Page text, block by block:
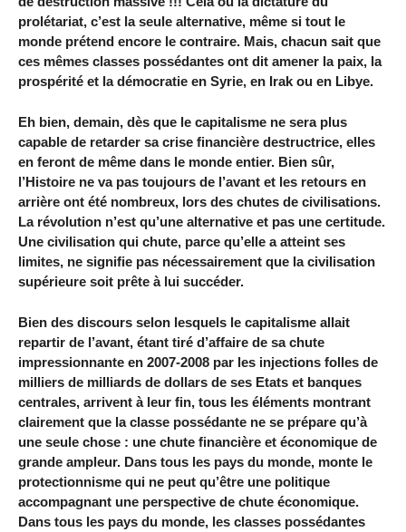
prolétariat, c’est la seule alternative, même si tout le
monde prétend encore le contraire. Mais, chacun sait que
ces mêmes classes possédantes ont dit amener la paix, la
prospérité et la démocratie en Syrie, en Irak ou en Libye.
Eh bien, demain, dès que le capitalisme ne sera plus
capable de retarder sa crise financière destructrice, elles
en feront de même dans le monde entier. Bien sûr,
l’Histoire ne va pas toujours de l’avant et les retours en
arrière ont été nombreux, lors des chutes de civilisations.
La révolution n’est qu’une alternative et pas une certitude.
Une civilisation qui chute, parce qu’elle a atteint ses
limites, ne signifie pas nécessairement que la civilisation
supérieure soit prête à lui succéder.
Bien des discours selon lesquels le capitalisme allait
repartir de l’avant, étant tiré d’affaire de sa chute
impressionnante en 2007-2008 par les injections folles de
milliers de milliards de dollars de ses Etats et banques
centrales, arrivent à leur fin, tous les éléments montrant
clairement que la classe possédante ne se prépare qu’à
une seule chose : une chute financière et économique de
grande ampleur. Dans tous les pays du monde, monte le
protectionnisme qui ne peut qu’être une politique
accompagnant une perspective de chute économique.
Dans tous les pays du monde, les classes possédantes